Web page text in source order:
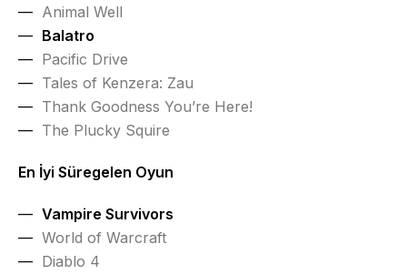
Animal Well
Balatro
Pacific Drive
Tales of Kenzera: Zau
Thank Goodness You’re Here!
The Plucky Squire
En İyi Süregelen Oyun
Vampire Survivors
World of Warcraft
Diablo 4